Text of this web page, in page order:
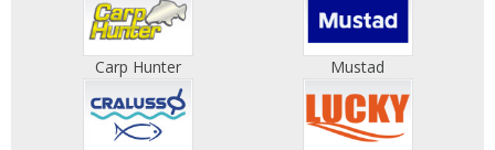
Carp Hunter Mustad